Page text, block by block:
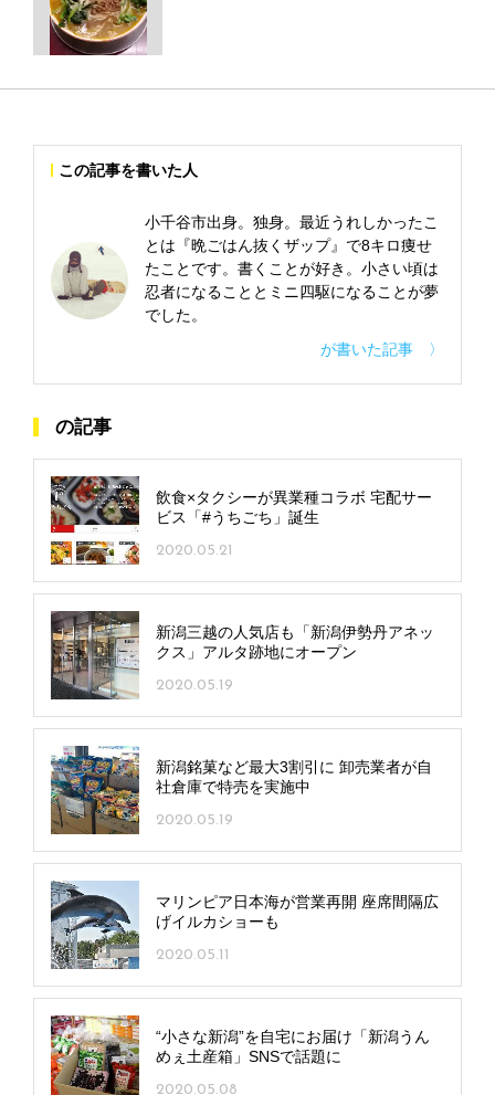
この記事を書いた人
小千谷市出身。独身。最近うれしかったこ
とは『晩ごはん抜くザップ』で8キロ痩せ
たことです。書くことが好き。小さい頃は
忍者になることとミニ四駆になることが夢
でした。
が書いた記事 〉
の記事
飲食×タクシーが異業種コラボ 宅配サー
ビス「#うちごち」誕生
2020.05.21
新潟三越の人気店も「新潟伊勢丹アネッ
クス」アルタ跡地にオープン
2020.05.19
新潟銘菓など最大3割引に 卸売業者が自
社倉庫で特売を実施中
2020.05.19
マリンピア日本海が営業再開 座席間隔広
げイルカショーも
2020.05.11
“小さな新潟”を自宅にお届け「新潟うん
めぇ土産箱」SNSで話題に
2020.05.08